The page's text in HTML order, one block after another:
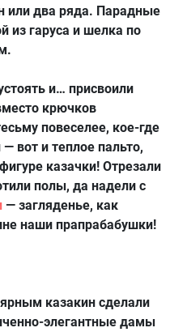
или два ряда. Парадные
из гаруса и шелка по
и… присвоили
крючков
повеселее, кое-где
— вот и теплое пальто,
казачки! Отрезали
полы, да надели с
— загляденье, как
наши прапрабабушки!
казакин сделали
элегантные дамы